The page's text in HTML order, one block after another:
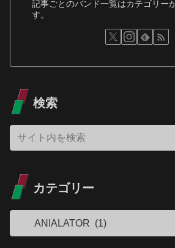
記事ごとのバンド一覧はカテゴリー
す。
検索
カテゴリー